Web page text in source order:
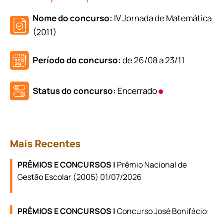
Nome do concurso: IV Jornada de Matemática
(2011)
Período do concurso: de 26/08 a 23/11
Status do concurso: Encerrado
Mais Recentes
PRÊMIOS E CONCURSOS | Prêmio Nacional de
Gestão Escolar (2005) 01/07/2026
PRÊMIOS E CONCURSOS |Concurso José Bonifácio: